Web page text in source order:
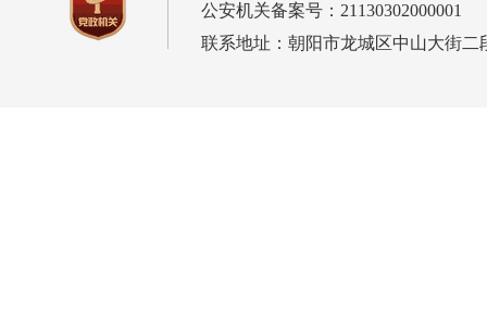
公安机关备案号：21130302000001
联系地址：朝阳市龙城区中山大街二